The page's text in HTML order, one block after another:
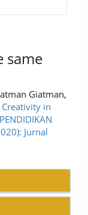
same
Giatman,
in
Jurnal